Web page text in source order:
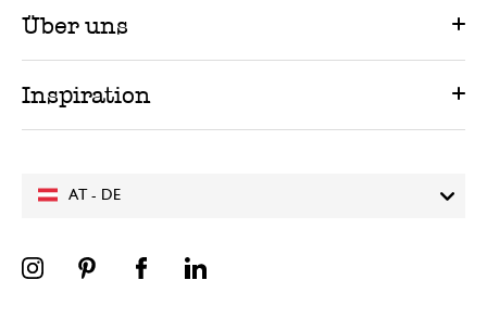
AT - DE
Über uns
Inspiration